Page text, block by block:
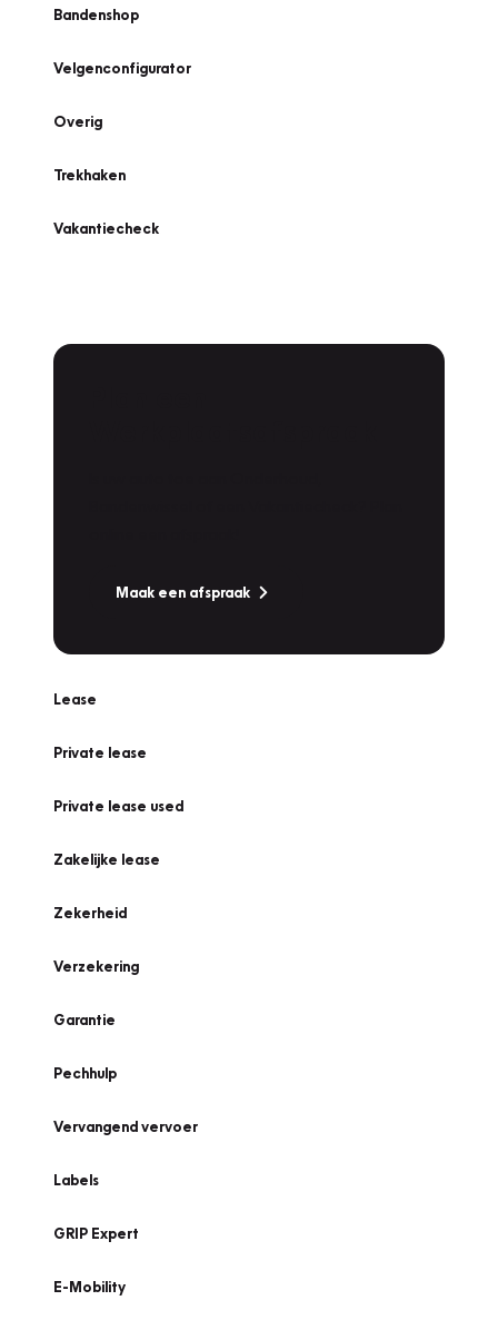
Bandenshop
Velgenconfigurator
Overig
Trekhaken
Vakantiecheck
Maak een afspraak
Lease
Private lease
Private lease used
Zakelijke lease
Zekerheid
Verzekering
Garantie
Pechhulp
Vervangend vervoer
Labels
GRIP Expert
E-Mobility